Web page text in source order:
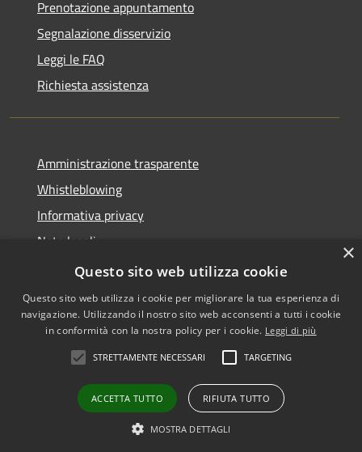
Prenotazione appuntamento
Segnalazione disservizio
Leggi le FAQ
Richiesta assistenza
Amministrazione trasparente
Whistleblowing
Informativa privacy
Note legali
Dichiarazione di accessibilità
Accessibilità
Copyright © 2026 • Comune di
Vigodarzere • Powered by
Municipium•
redazione
×
Questo sito web utilizza cookie
Questo sito web utilizza i cookie per migliorare la tua esperienza di
navigazione. Utilizzando il nostro sito web acconsenti a tutti i cookie
in conformità con la nostra policy per i cookie. Leggi di più
STRETTAMENTE NECESSARI TARGETING
ACCETTA TUTTO RIFIUTA TUTTO
MOSTRA DETTAGLI